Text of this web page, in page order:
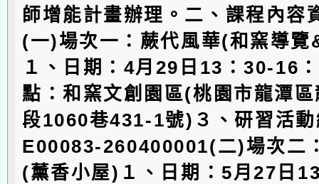
師增能計畫辦理。二、課程內容
(一)場次一：蕨代風華(和窯導覽
１、日期：4月29日13：30-16
點：和窯文創園區(桃園市龍潭
段1060巷431-1號)３、研習活
E00083-260400001(二)場次二
(薰香小屋)１、日期：5月27日